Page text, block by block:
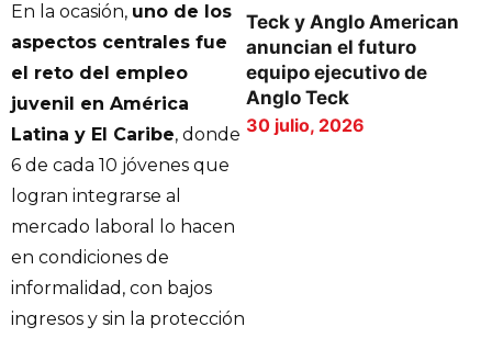
En la ocasión, uno de los
aspectos centrales fue
el reto del empleo
juvenil en América
Latina y El Caribe, donde
6 de cada 10 jóvenes que
logran integrarse al
mercado laboral lo hacen
en condiciones de
informalidad, con bajos
ingresos y sin la protección
Teck y Anglo American
anuncian el futuro
equipo ejecutivo de
Anglo Teck
30 julio, 2026